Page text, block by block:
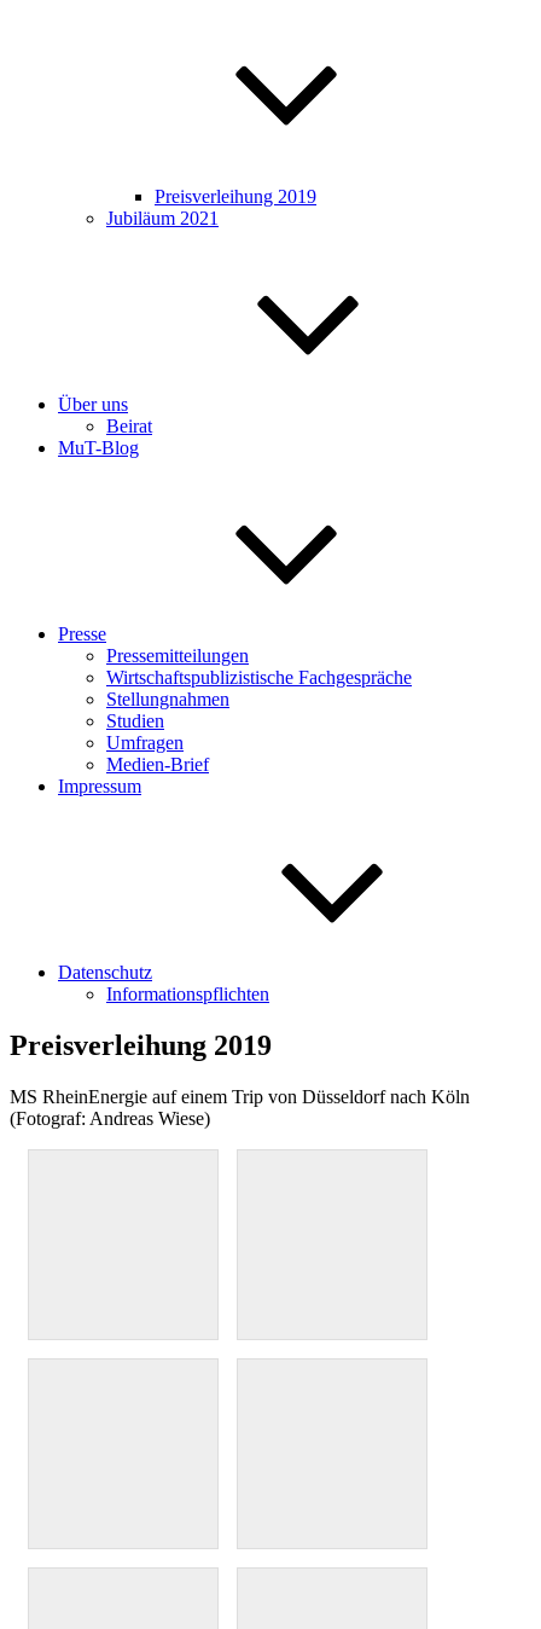
Preisverleihung 2019
Jubiläum 2021
Über uns
Beirat
MuT-Blog
Presse
Pressemitteilungen
Wirtschaftspublizistische Fachgespräche
Stellungnahmen
Studien
Umfragen
Medien-Brief
Impressum
Datenschutz
Informationspflichten
Preisverleihung 2019
MS RheinEnergie auf einem Trip von Düsseldorf nach Köln
(Fotograf: Andreas Wiese)